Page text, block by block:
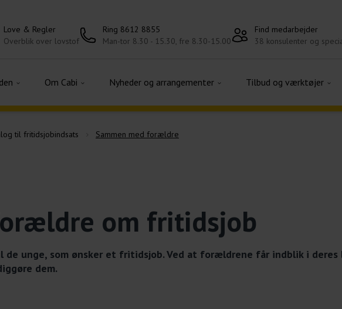
Love & Regler
Overblik over lovstof
Ring 8612 8855
Man-tor 8.30 - 15.30, fre 8.30-15.00
Find medarbejder
38 konsulenter og
Om Cabi Nyheder og arrangementer Tilbud og værktøjer
til fritidsjobindsats Sammen med forældre
om fritidsjob
unge, som ønsker et fritidsjob. Ved at forældrene får indblik i deres
dem.